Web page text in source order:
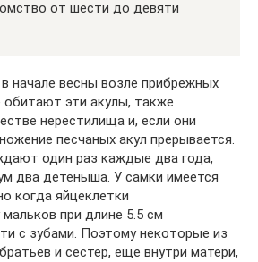
от шести до девяти
начале весны возле прибрежных
эти акулы, также
нерестилища и, если они
песчаных акул прерывается.
один раз каждые два года,
два детеныша. У самки имеется
когда яйцеклетки
при длине 5.5 см
с зубами. Поэтому некоторые из
и сестер, еще внутри матери,